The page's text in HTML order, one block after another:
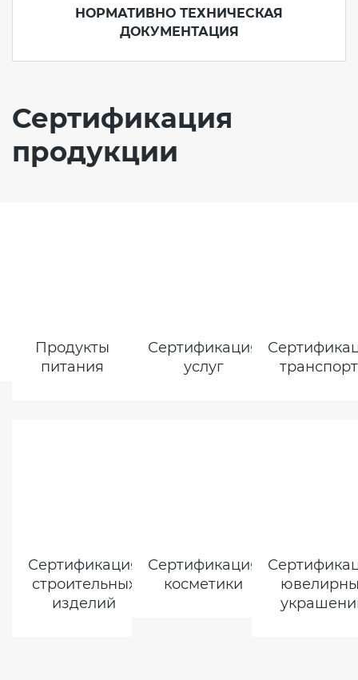
НОРМАТИВНО ТЕХНИЧЕСКАЯ
ДОКУМЕНТАЦИЯ
Сертификация
продукции
Продукты
питания
Сертификация
строительных
изделий
Сертификация
услуг
Сертификация
косметики